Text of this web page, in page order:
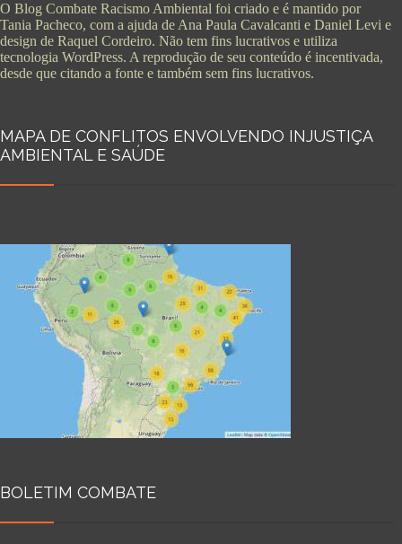
O Blog Combate Racismo Ambiental foi criado e é mantido por
Tania Pacheco, com a ajuda de Ana Paula Cavalcanti e Daniel Levi e
design de Raquel Cordeiro. Não tem fins lucrativos e utiliza
tecnologia WordPress. A reprodução de seu conteúdo é incentivada,
desde que citando a fonte e também sem fins lucrativos.
MAPA DE CONFLITOS ENVOLVENDO INJUSTIÇA
AMBIENTAL E SAÚDE
BOLETIM COMBATE